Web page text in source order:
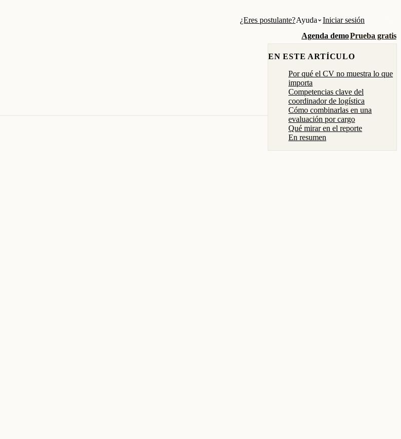
¿Eres postulante?Ayuda
Iniciar sesión
Agenda demoPrueba gratis
EN ESTE ARTÍCULO
Por qué el CV no muestra lo que
importa
Competencias clave del
coordinador de logística
Cómo combinarlas en una
evaluación por cargo
Qué mirar en el reporte
En resumen